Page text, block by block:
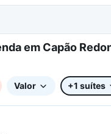
Valor +1 suítes